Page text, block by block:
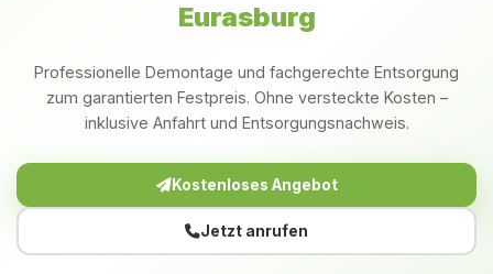
Eurasburg
Professionelle Demontage und fachgerechte Entsorgung
zum garantierten Festpreis. Ohne versteckte Kosten –
inklusive Anfahrt und Entsorgungsnachweis.
Kostenloses Angebot
Jetzt anrufen